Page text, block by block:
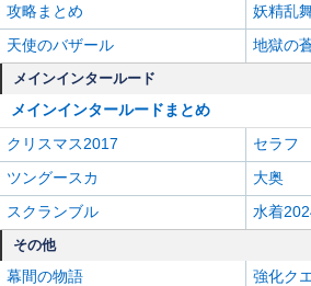
攻略まとめ
妖精乱
天使のバザール
地獄の
メインインタールード
メインインタールードまとめ
クリスマス2017
セラフ
ツングースカ
大奥
スクランブル
水着
その他
幕間の物語
強化ク